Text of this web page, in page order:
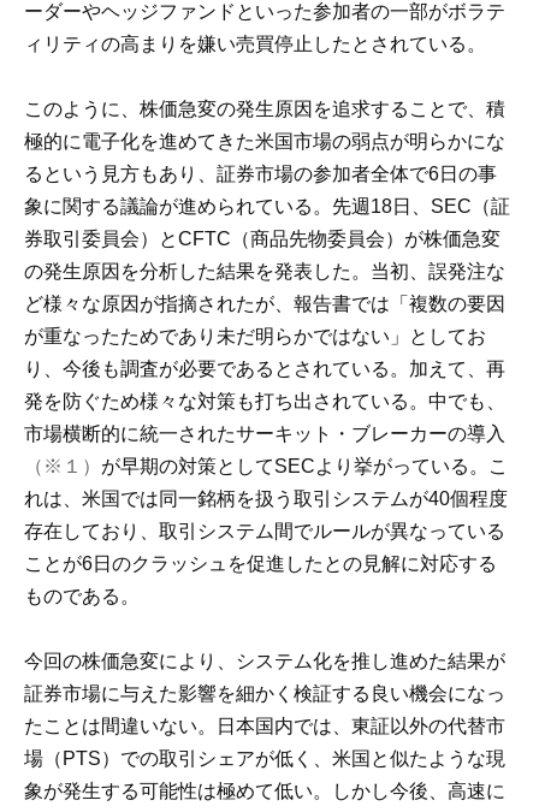
ーダーやヘッジファンドといった参加者の一部がボラテ
ィリティの高まりを嫌い売買停止したとされている。
このように、株価急変の発生原因を追求することで、積
極的に電子化を進めてきた米国市場の弱点が明らかにな
るという見方もあり、証券市場の参加者全体で6日の事
象に関する議論が進められている。先週18日、SEC（証
券取引委員会）とCFTC（商品先物委員会）が株価急変
の発生原因を分析した結果を発表した。当初、誤発注な
ど様々な原因が指摘されたが、報告書では「複数の要因
が重なったためであり未だ明らかではない」としてお
り、今後も調査が必要であるとされている。加えて、再
発を防ぐため様々な対策も打ち出されている。中でも、
市場横断的に統一されたサーキット・ブレーカーの導入
（※１） が早期の対策としてSECより挙がっている。こ
れは、米国では同一銘柄を扱う取引システムが40個程度
存在しており、取引システム間でルールが異なっている
ことが6日のクラッシュを促進したとの見解に対応する
ものである。
今回の株価急変により、システム化を推し進めた結果が
証券市場に与えた影響を細かく検証する良い機会になっ
たことは間違いない。日本国内では、東証以外の代替市
場（PTS）での取引シェアが低く、米国と似たような現
象が発生する可能性は極めて低い。しかし今後、高速に